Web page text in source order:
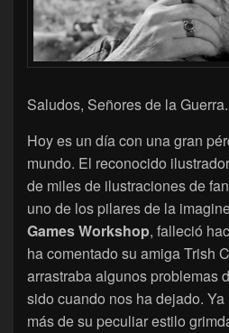
Saludos, Señores de la Guerra.
Hoy es un día con una gran
mundo. El reconocido
de miles de ilustraciones de
uno de los pilares de la
Games Workshop, falleció
ha comentado su amiga Trish
arrastraba algunos problemas
sido cuando nos ha dejado.
más de su peculiar estilo